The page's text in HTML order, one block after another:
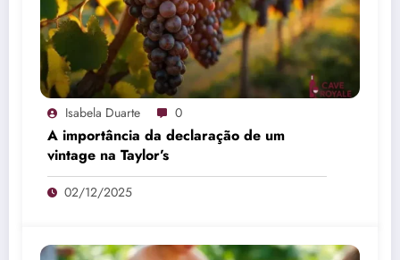
Isabela Duarte 0
A importância da declaração de um
vintage na Taylor’s
02/12/2025